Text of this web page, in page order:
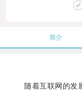
简介
随着互联网的发展